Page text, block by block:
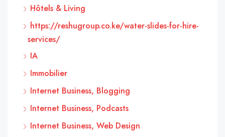
Hôtels & Living
https://reshugroup.co.ke/water-slides-for-hire-
services/
IA
Immobilier
Internet Business, Blogging
Internet Business, Podcasts
Internet Business, Web Design